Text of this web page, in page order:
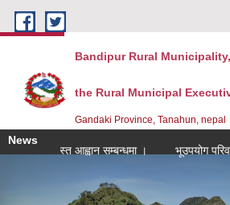
Skip to main content
Bandipur Rural
the Rural Municipal
Gandaki Province, Tanahun, nepal
News
दरखास्त आह्वान सम्बन्धमा ।
भूउपयोग